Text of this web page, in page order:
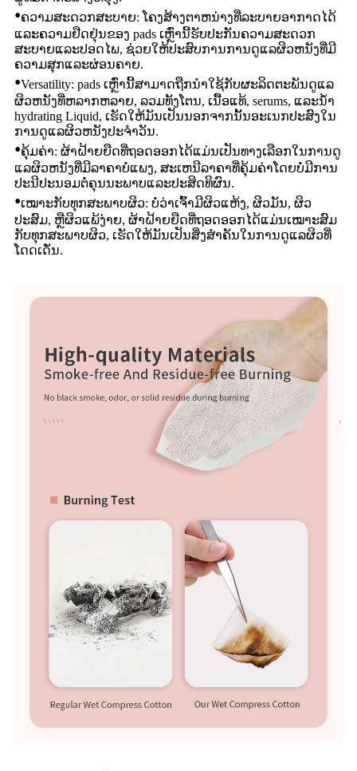
•ຄວາມສະດວກສະບາຍ: ໂຄງສ້າງຕາຫນ່າງທີ່ລະບາຍອາກາດໄດ້
ແລະຄວາມຢືດຢຸ່ນຂອງ pads ເຫຼົ່ານີ້ຮັບປະກັນຄວາມສະດວກ
ສະບາຍແລະປອດໄພ, ຊ່ວຍໃຫ້ປະສົບການການດູແລຜິວຫນັງທີ່ມີ
ຄວາມສຸກແລະຜ່ອນຄາຍ.
•Versatility: pads ເຫຼົ່ານີ້ສາມາດຖືກນໍາໃຊ້ກັບຜະລິດຕະພັນດູແລ
ຜິວຫນັງທີ່ຫລາກຫລາຍ, ລວມທັງໂຕນ, ເນື້ອແທ້, serums, ແລະນ້ໍາ
hydrating Liquid, ເຮັດໃຫ້ມັນເປັນນອກຈາກນັ້ນອະເນກປະສົງໃນ
ການດູແລຜິວຫນັງປະຈໍາວັນ.
•ຄຸ້ມຄ່າ: ຜ້າຝ້າຍຍືດທີ່ຖອດອອກໄດ້ແມ່ນເປັນທາງເລືອກໃນການດູ
ແລຜິວຫນັງທີ່ມີລາຄາບໍ່ແພງ, ສະເຫນີລາຄາທີ່ຄຸ້ມຄ່າໂດຍບໍ່ມີການ
ປະນີປະນອມຕໍ່ຄຸນນະພາບແລະປະສິດທິຜົນ.
•ເໝາະກັບທຸກສະພາບຜິວ: ບໍ່ວ່າເຈົ້າມີຜິວແຫ້ງ, ຜິວມັນ, ຜິວ
ປະສົມ, ຫຼືຜິວແພ້ງ່າຍ, ຜ້າຝ້າຍຍືດທີ່ຖອດອອກໄດ້ແມ່ນເໝາະສົມ
ກັບທຸກສະພາບຜິວ, ເຮັດໃຫ້ມັນເປັນສິ່ງສຳຄັນໃນການດູແລຜິວທີ່
ໂດດເດັ່ນ.